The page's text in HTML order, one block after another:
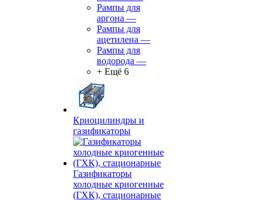
Рампы для
аргона —
Рампы для
ацетилена —
Рампы для
водорода —
+ Ещё 6
Криоцилиндры и
газификаторы
Газификаторы
холодные криогенные
(ГХК), стационарные